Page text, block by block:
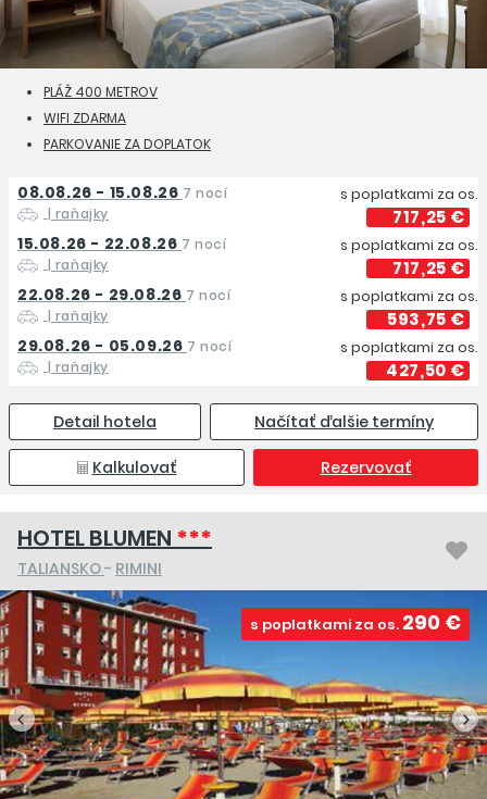
PLÁŽ 400 METROV
WIFI ZDARMA
PARKOVANIE ZA DOPLATOK
08.08.26 - 15.08.26 7 nocí
| raňajky
s poplatkami za os.
717,25 €
15.08.26 - 22.08.26 7 nocí
| raňajky
s poplatkami za os.
717,25 €
22.08.26 - 29.08.26 7 nocí
| raňajky
s poplatkami za os.
593,75 €
29.08.26 - 05.09.26 7 nocí
| raňajky
s poplatkami za os.
427,50 €
Detail hotela Načítať ďalšie termíny
Kalkulovať Rezervovať
HOTEL BLUMEN ***
TALIANSKO- RIMINI
s poplatkami za os. 290 €